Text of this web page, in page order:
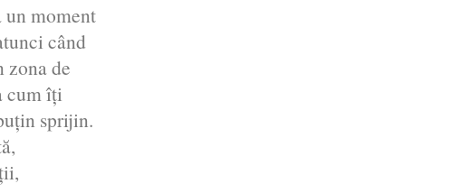
moment
când
zona de
cum îți
sprijin.